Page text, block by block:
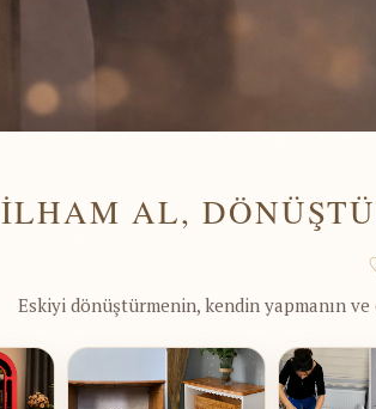
İLHAM AL,
Eskiyi dönüştürmenin, kendin yapmanın